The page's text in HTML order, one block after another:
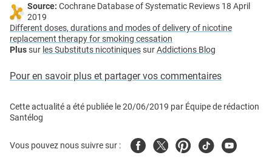
Source: Cochrane Database of Systematic Reviews 18 April
2019
Different doses, durations and modes of delivery of nicotine
replacement therapy for smoking cessation
Plussur les Substituts nicotiniquessurAddictions Blog
Pour en savoir plus et partager vos commentaires
Cette actualité a été publiée le20/06/2019 par Équipe de rédaction
Santélog
Vous pouvez nous suivre sur : FacebookTwitterPinterest
TiktokYoutube